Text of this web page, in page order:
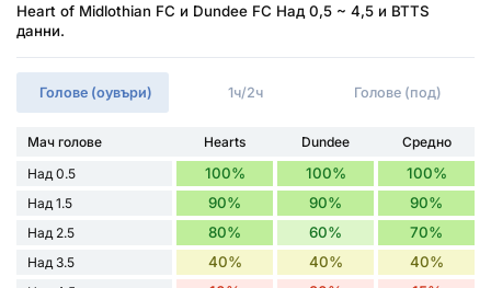
Heart of Midlothian FC и Dundee FC Над 0,5 ~ 4,5 и BTTS
данни.
Голове (оувъри) 1ч/2ч Голове (под)
Мач голове Hearts Dundee
Средно
Над 0.5
100% 100% 100%
Над 1.5 90% 90% 90%
Над 2.5 80% 60% 70%
Над 3.5 40% 40% 40%